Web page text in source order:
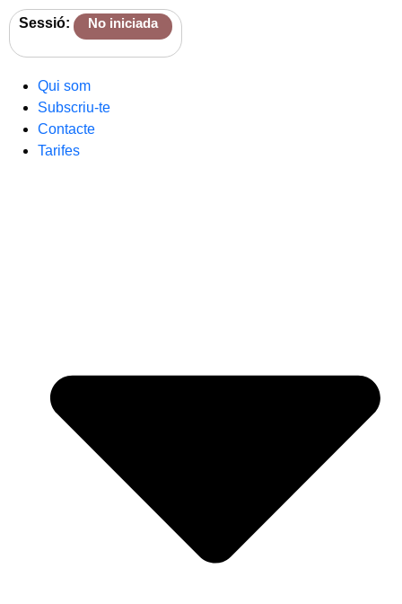
Sessió: No iniciada
Qui som
Subscriu-te
Contacte
Tarifes